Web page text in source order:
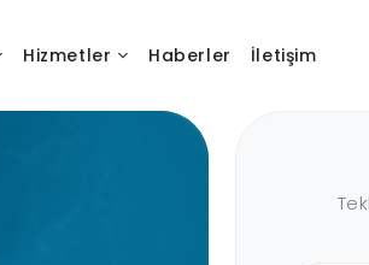
Hizmetler Haberler İletişim